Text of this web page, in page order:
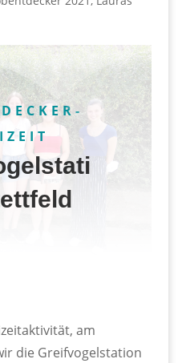
am
die Greifvogelstation